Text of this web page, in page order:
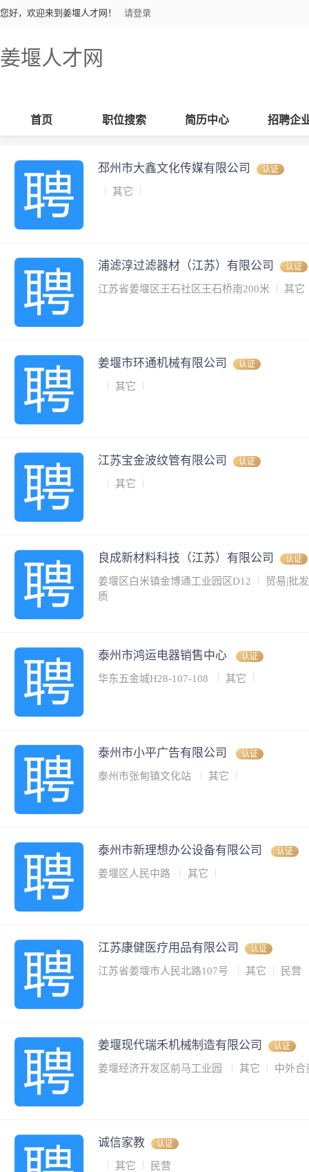
您好，欢迎来到姜堰人才网！ 请登录
姜堰人才网
首页 职位搜索 简历中心 招聘企
邳州市大鑫文化传媒有限公司 认证
其它
浦滤淳过滤器材（江苏）有限公司 认证
江苏省姜堰区王石社区王石桥南200米 其它
姜堰市环通机械有限公司 认证
其它
江苏宝金波纹管有限公司 认证
其它
良成新材料科技（江苏）有限公司 认证
姜堰区白米镇金博通工业园区D12
贸易|批
质
泰州市鸿运电器销售中心 认证
华东五金城H28-107-108 其它
泰州市小平广告有限公司 认证
泰州市张甸镇文化站 其它
泰州市新理想办公设备有限公司 认证
姜堰区人民中路 其它
江苏康健医疗用品有限公司 认证
江苏省姜堰市人民北路107号 其它 民营
姜堰现代瑞禾机械制造有限公司 认证
姜堰经济开发区前马工业园 其它 中外
诚信家教 认证
其它 民营